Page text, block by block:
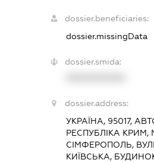
dossier.beneficiaries:
dossier.missingData
dossier.smida:
dossier.address:
УКРАЇНА, 95017,
РЕСПУБЛІКА КРИМ,
СІМФЕРОПОЛЬ,
КИЇВСЬКА,